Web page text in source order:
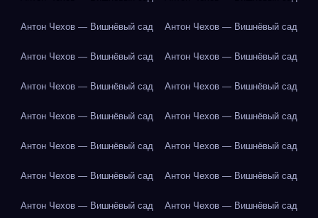
Антон Чехов — Вишнёвый сад Антон Чехов — Вишнёвый сад
Антон Чехов — Вишнёвый сад Антон Чехов — Вишнёвый сад
Антон Чехов — Вишнёвый сад Антон Чехов — Вишнёвый сад
Антон Чехов — Вишнёвый сад Антон Чехов — Вишнёвый сад
Антон Чехов — Вишнёвый сад Антон Чехов — Вишнёвый сад
Антон Чехов — Вишнёвый сад Антон Чехов — Вишнёвый сад
Антон Чехов — Вишнёвый сад Антон Чехов — Вишнёвый сад